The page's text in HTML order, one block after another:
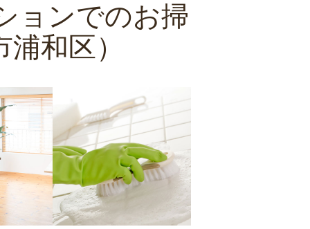
ョンでのお掃
和区）